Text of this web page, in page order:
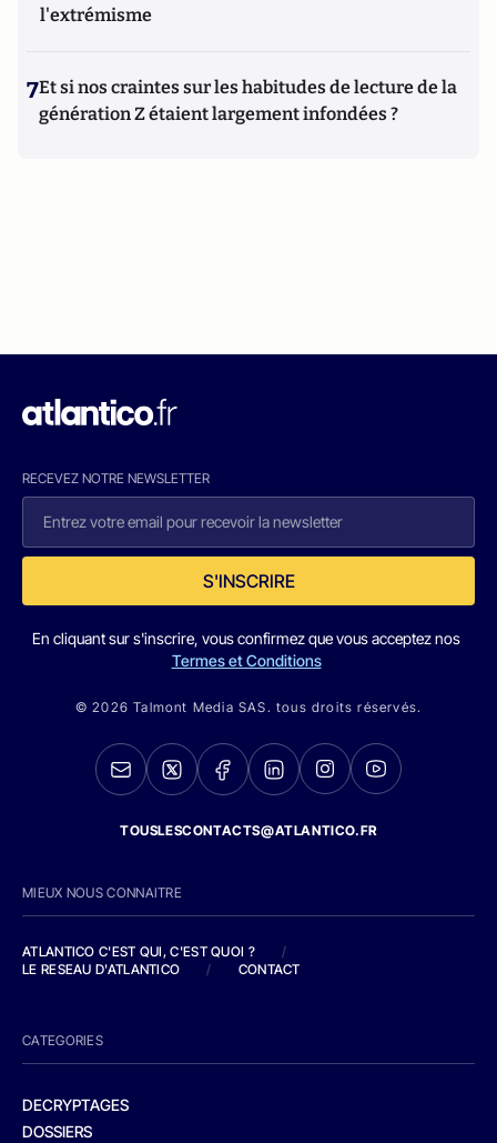
l'extrémisme
7Et si nos craintes sur les habitudes de lecture de la
génération Z étaient largement infondées ?
RECEVEZ NOTRE NEWSLETTER
S'INSCRIRE
En cliquant sur s'inscrire, vous confirmez que vous acceptez nos
Termes et Conditions
© 2026 Talmont Media SAS. tous droits réservés.
TOUSLESCONTACTS@ATLANTICO.FR
MIEUX NOUS CONNAITRE
ATLANTICO C'EST QUI, C'EST QUOI ?
/
LE RESEAU D'ATLANTICO
/ CONTACT
CATEGORIES
DECRYPTAGES
DOSSIERS